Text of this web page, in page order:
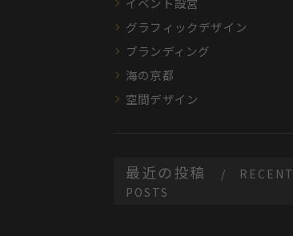
グラフィックデザイン
ブランディング
海の京都
空間デザイン
最近の投稿
RECENT
POSTS